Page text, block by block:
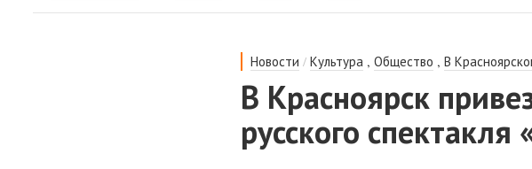
Новости /Культура ,Общество ,В
В Красноярск
русского